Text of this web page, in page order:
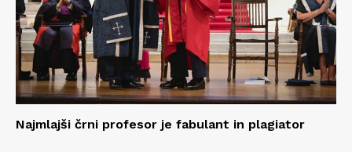
Najmlajši črni profesor je fabulant in plagiator